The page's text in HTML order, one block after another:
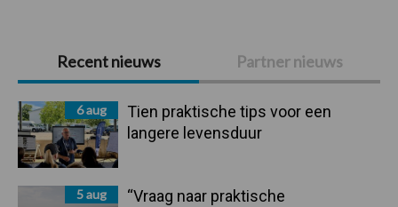
Primaire
Sidebar
Recent nieuws Partner nieuws
6 aug
Tien praktische tips voor een
langere levensduur
5 aug
“Vraag naar praktische